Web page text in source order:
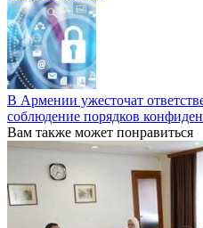
В Армении ужесточат
соблюдение порядков
Вам также может понравиться